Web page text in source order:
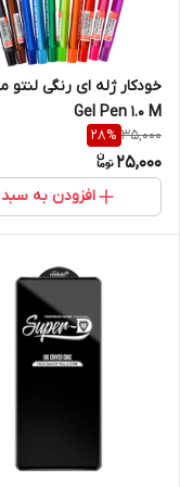
Gel Pen 1.0 M
35,000
28%
25,000
افزودن به سبد